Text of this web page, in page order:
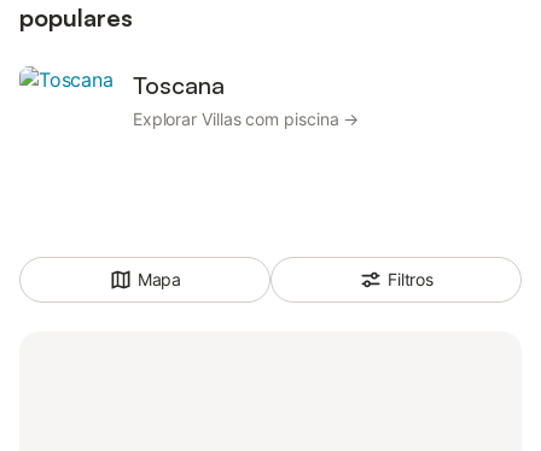
populares
Toscana
Explorar Villas com piscina →
Mapa Filtros